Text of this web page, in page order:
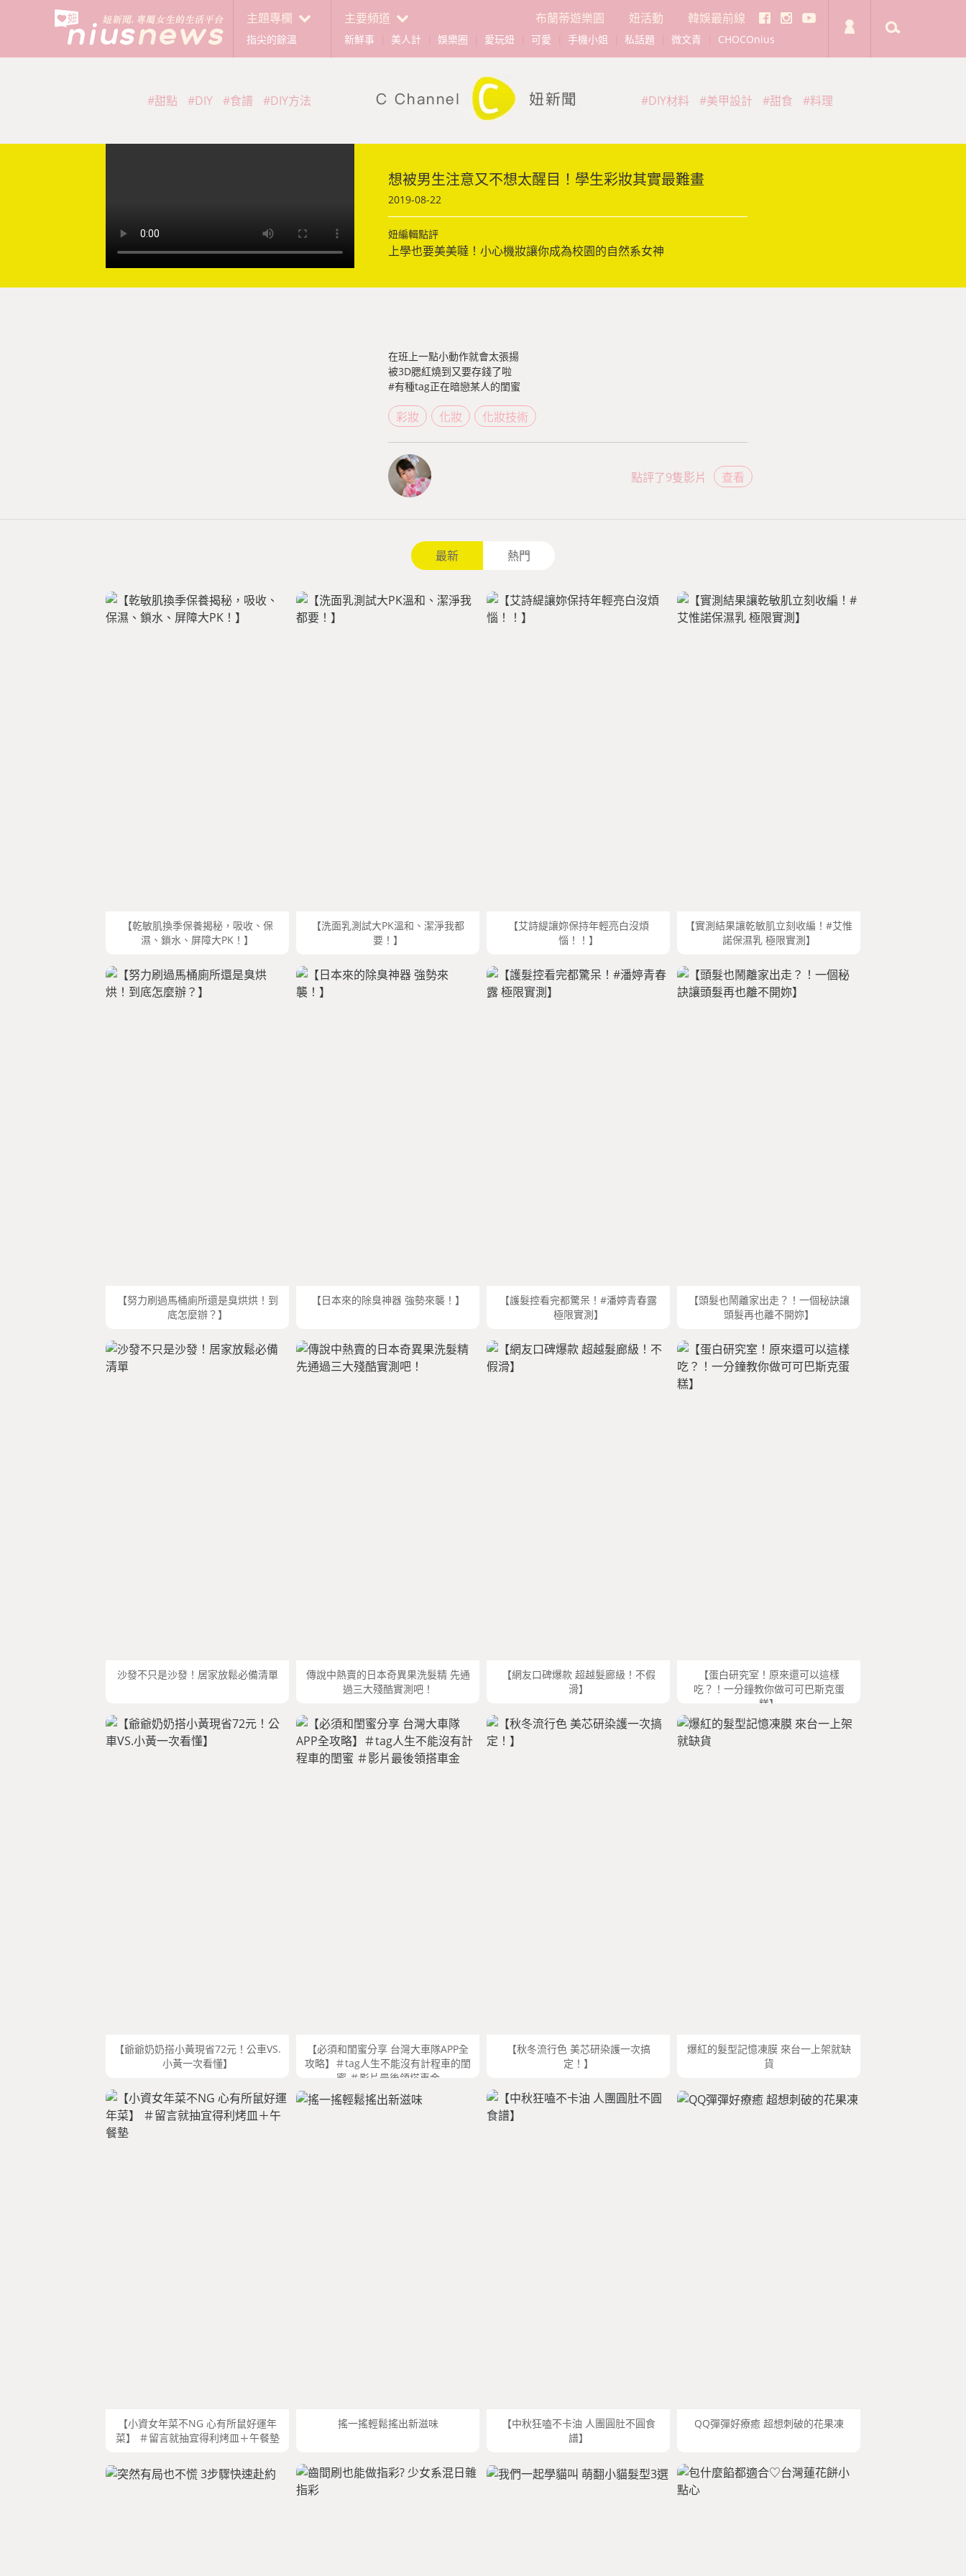
主題專欄
指尖的餘溫
主要頻道 布蘭蒂遊樂園 妞活動 韓娛最前線
新鮮事 美人計 娛樂圈 愛玩妞 可愛 手機小姐 私話題 微文青 CHOCOnius
#甜點 #DIY #食譜 #DIY方法 #DIY材料 #美甲設計 #甜食 #料理
想被男生注意又不想太醒目！學生彩妝其實最難畫
2019-08-22
妞編輯點評
上學也要美美噠！小心機妝讓你成為校園的自然系女神
在班上一點小動作就會太張揚
被3D腮紅燒到又要存錢了啦
#有種tag正在暗戀某人的閨蜜
彩妝 化妝 化妝技術
查看
點評了9隻影片
最新 熱門
【乾敏肌換季保養揭秘，吸收、保
濕、鎖水、屏障大PK！】
【洗面乳測試大PK溫和、潔淨我都
要！】
【艾詩緹讓妳保持年輕亮白沒煩
惱！！】
【實測結果讓乾敏肌立刻收編！#艾惟
諾保濕乳 極限實測】
【努力刷過馬桶廁所還是臭烘烘！到
底怎麼辦？】
【日本來的除臭神器 強勢來襲！】
【護髮控看完都驚呆！#潘婷青春露
極限實測】
【頭髮也鬧離家出走？！一個秘訣讓
頭髮再也離不開妳】
沙發不只是沙發！居家放鬆必備清單
傳說中熱賣的日本奇異果洗髮精 先通
過三大殘酷實測吧！
【網友口碑爆款 超越髮廊級！不假
滑】
【蛋白研究室！原來還可以這樣
吃？！一分鐘教你做可可巴斯克蛋
糕】
【爺爺奶奶搭小黃現省72元！公車VS.
小黃一次看懂】
【必須和閨蜜分享 台灣大車隊APP全
攻略】＃tag人生不能沒有計程車的閨
蜜 ＃影片最後領搭車金
【秋冬流行色 美芯研染護一次搞
定！】
爆紅的髮型記憶凍膜 來台一上架就缺
貨
【小資女年菜不NG 心有所鼠好運年
菜】 ＃留言就抽宜得利烤皿＋午餐墊
搖一搖輕鬆搖出新滋味
【中秋狂嗑不卡油 人團圓肚不圓食
譜】
QQ彈彈好療癒 超想刺破的花果凍